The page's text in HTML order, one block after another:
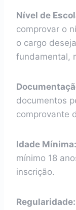
Nível de
comprovar o
o cargo
fundamental,
documentos
comprovante
Idade Mínima:
mínimo 18
inscrição.
Regularidade: